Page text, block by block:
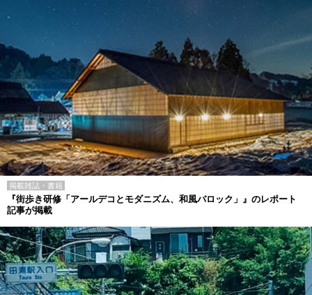
掲載雑誌・書籍
『街歩き研修「アールデコとモダニズム、和風バロック」』のレポート
記事が掲載